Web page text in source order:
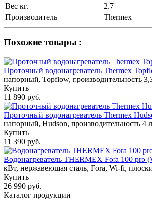
Вес кг.
2.7
Производитель
Thermex
Похожие товары :
Проточный водонагреватель Thermex
напорный, Topflow, производительность
Купить
11 890 руб.
Проточный водонагреватель Thermex
напорный, Hudson, производительность 4
Купить
11 390 руб.
Водонагреватель THERMEX Fora 100 pro
кВт, нержавеющая сталь, Fora, Wi-fi,
Купить
26 990 руб.
Каталог продукции